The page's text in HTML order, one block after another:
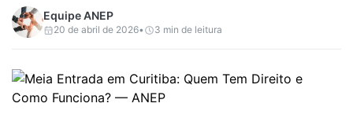
EquipeANEP
20 de abril de 2026• 3 min de leitura